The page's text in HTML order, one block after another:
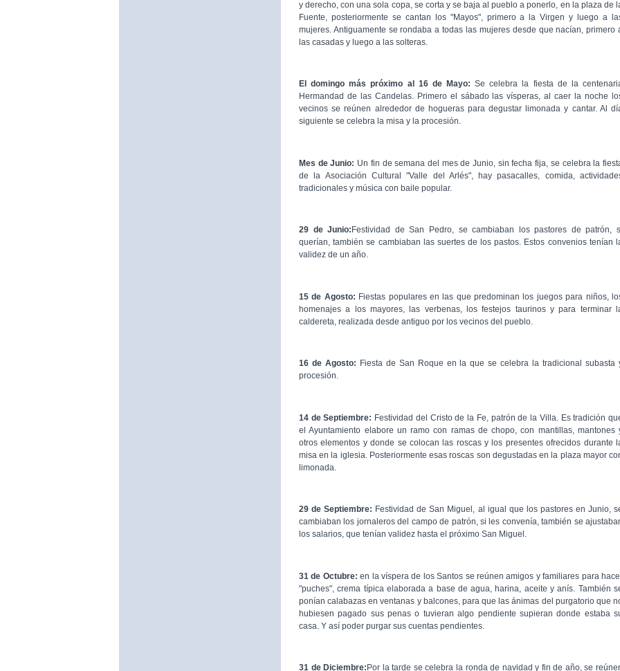
y derecho, con una sola copa, se corta y se baja al pueblo a ponerlo, en la plaza de
Fuente, posteriormente se cantan los "Mayos", primero a la Virgen y luego a
mujeres. Antiguamente se rondaba a todas las mujeres desde que nacían, primero
las casadas y luego a las solteras.
El domingo más próximo al 16 de Mayo:Se celebra la fiesta de la
Hermandad de las Candelas. Primero el sábado las vísperas, al caer la noche
vecinos se reúnen alrededor de hogueras para degustar limonada y cantar. Al
siguiente se celebra la misa y la procesión.
Mes de Junio: Un fin de semana del mes de Junio, sin fecha fija, se celebra la
de la Asociación Cultural "Valle del Arlés", hay pasacalles, comida,
tradicionales y música con baile popular.
29 de Junio: Festividad de San Pedro, se cambiaban los pastores de patrón,
querían, también se cambiaban las suertes de los pastos. Estos convenios tenían
validez de un año.
15 de Agosto: Fiestas populares en las que predominan los juegos para niños,
homenajes a los mayores, las verbenas, los festejos taurinos y para terminar
caldereta, realizada desde antiguo por los vecinos del pueblo.
16 de Agosto: Fiesta de San Roque en la que se celebra la tradicional subasta
procesión.
14 de Septiembre: Festividad del Cristo de la Fe, patrón de la Villa. Es tradición
el Ayuntamiento elabore un ramo con ramas de chopo, con mantillas, mantones
otros elementos y donde se colocan las roscas y los presentes ofrecidos durante
misa en la iglesia. Posteriormente esas roscas son degustadas en la plaza mayor
limonada.
29 de Septiembre: Festividad de San Miguel, al igual que los pastores en Junio,
cambiaban los jornaleros del campo de patrón, si les convenía, también se
los salarios, que tenían validez hasta el próximo San Miguel.
31 de Octubre:en la víspera de los Santos se reúnen amigos y familiares para
"puches", crema típica elaborada a base de agua, harina, aceite y anís. También
ponían calabazas en ventanas y balcones, para que las ánimas del purgatorio que
hubiesen pagado sus penas o tuvieran algo pendiente supieran donde estaba
casa. Y así poder purgar sus cuentas pendientes.
31 de Diciembre: Por la tarde se celebra la ronda de navidad y fin de año, se